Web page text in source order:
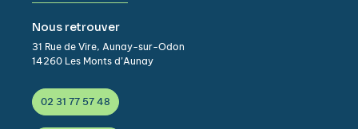
Nous retrouver
31 Rue de Vire, Aunay-sur-Odon
14260 Les Monts d’Aunay
02 31 77 57 48